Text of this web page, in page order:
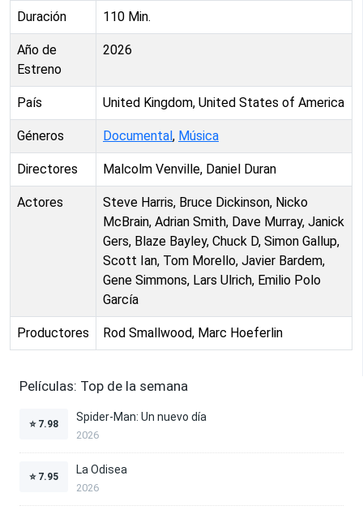
Duración 110 Min.
Año de
Estreno
2026
País United Kingdom, United States of America
Géneros Documental, Música
Directores Malcolm Venville, Daniel Duran
Actores
Steve Harris, Bruce Dickinson, Nicko
McBrain, Adrian Smith, Dave Murray, Janick
Gers, Blaze Bayley, Chuck D, Simon Gallup,
Scott Ian, Tom Morello, Javier Bardem,
Gene Simmons, Lars Ulrich, Emilio Polo
García
Productores Rod Smallwood, Marc Hoeferlin
Películas: Top de la semana
⭐ 7.98
Spider-Man: Un nuevo día
2026
⭐ 7.95
La Odisea
2026